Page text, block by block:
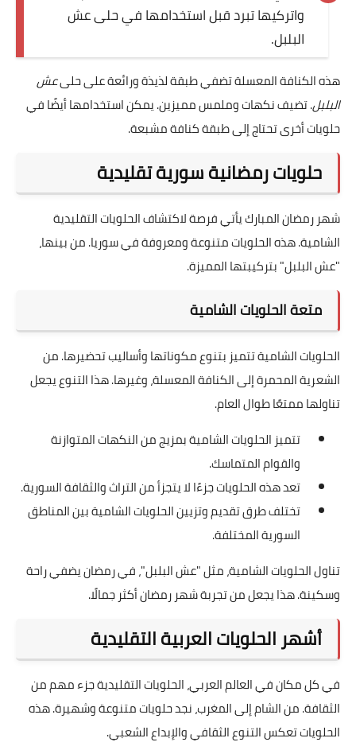
واتركيها تبرد قبل استخدامها في حلى عش
البلبل.
هذه الكنافة المعسلة تضفي طبقة لذيذة ورائعة على حلىعش
البلبل. تضيف نكهات وملمس مميزين. يمكن استخدامها أيضًا في
حلويات أخرى تحتاج إلى طبقة كنافة مشبعة.
حلويات رمضانية سورية تقليدية
شهر رمضان المبارك يأتي فرصة لاكتشاف الحلويات التقليدية
الشامية. هذه الحلويات متنوعة ومعروفة في سوريا. من بينها،
"عش البلبل" بتركيبتها المميزة.
متعة الحلويات الشامية
الحلويات الشامية تتميز بتنوع مكوناتها وأساليب تحضيرها. من
الشعرية المحمرة إلى الكنافة المعسلة، وغيرها. هذا التنوع يجعل
تناولها ممتعًا طوال العام.
تتميز الحلويات الشامية بمزيج من النكهات المتوازنة
والقوام المتماسك.
تعد هذه الحلويات جزءًا لا يتجزأ من التراث والثقافة السورية.
تختلف طرق تقديم وتزيين الحلويات الشامية بين المناطق
السورية المختلفة.
تناول الحلويات الشامية، مثل "عش البلبل"، في رمضان يضفي راحة
وسكينة. هذا يجعل من تجربة شهر رمضان أكثر جمالًا.
أشهر الحلويات العربية التقليدية
في كل مكان في العالم العربي، الحلويات التقليدية جزء مهم من
الثقافة. من الشام إلى المغرب، نجد حلويات متنوعة وشهيرة. هذه
الحلويات تعكس التنوع الثقافي والإبداع الشعبي.